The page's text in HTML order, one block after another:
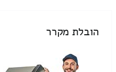
הובלת מקרר